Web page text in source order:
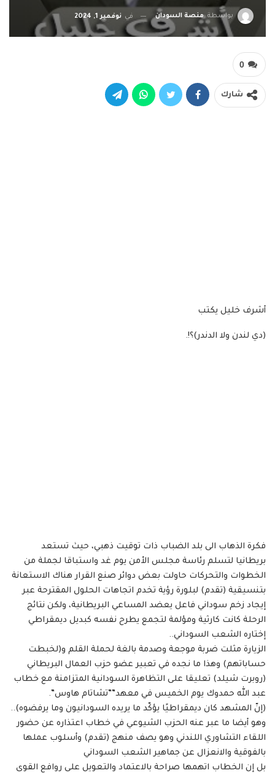
بواسطةمنصة السودان في نوفمبر 1, 2024
0
شارك
أشرف خليل يكتب
(دي لندن ولا الدندر)؟!.
فكرة الذهاب الى بلد الضباب ذات توقيت ذهبي، حيث تستعد
بريطانيا لتسلم رئاسة مجلس الأمن يوم غد واستباقا لجملة من
الخطوات والتحركات حاولت بعض دوائر صنع القرار هناك الاستعانة
بتنسيقية (تقدم) لبلورة رؤية تخدم اتجاهات الحلول المقترحة عبر
إيجاد زخم سوداني فاعل يعضد المساعي البريطانية، ولكن نتائج
الرحلة كانت كارثية ومؤلمة لتجمع يطرح نفسه كبديل ديمقراطي
إختاره الشعب السوداني..
الزيارة مثلت ضربة موجعة وصدمة بالغة لحملة القلم و(لخبطت
حساباتهم) وهذا ما نجده في تعبير عضو حزب العمال البريطاني
(روبرت شيلد) تعليقا على التظاهرة السودانية المتزامنة مع خطاب
عبد الله حمدوك يوم الخميس في معهد””تشاتام هاوس”.
(إنّ المشهد كان ديمقراطيًا يؤكّد ما يريده السودانيون وما يرفضوه)..
وهو أيضا ما عبر عنه الحزب الشيوعي في خطاب اعتذاره عن حضور
اللقاء التشاوري اللندني وهو يصف منهج (تقدم) وأسلوب عملها
بالفوقية والانعزال عن جماهير الشعب السوداني
بل إن الخطاب اتهمها صراحة بالاعتماد والتعويل على روافع القوى